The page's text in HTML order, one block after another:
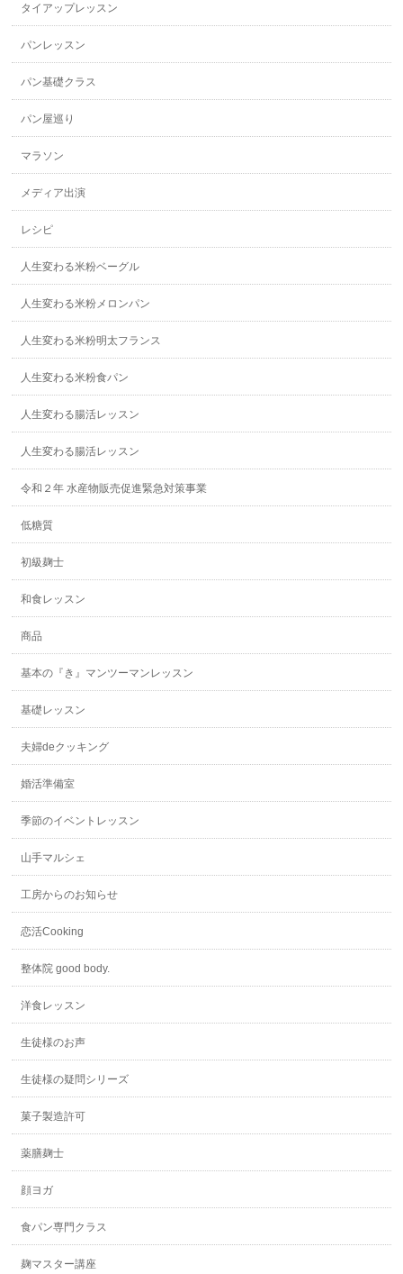
タイアップレッスン
パンレッスン
パン基礎クラス
パン屋巡り
マラソン
メディア出演
レシピ
人生変わる米粉ベーグル
人生変わる米粉メロンパン
人生変わる米粉明太フランス
人生変わる米粉食パン
人生変わる腸活レッスン
人生変わる腸活レッスン
令和２年 水産物販売促進緊急対策事業
低糖質
初級麹士
和食レッスン
商品
基本の『き』マンツーマンレッスン
基礎レッスン
夫婦deクッキング
婚活準備室
季節のイベントレッスン
山手マルシェ
工房からのお知らせ
恋活Cooking
整体院 good body.
洋食レッスン
生徒様のお声
生徒様の疑問シリーズ
菓子製造許可
薬膳麹士
顔ヨガ
食パン専門クラス
麹マスター講座